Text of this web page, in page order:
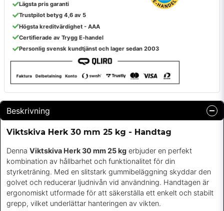
Lägsta pris garanti
Trustpilot betyg 4,6 av 5
Högsta kreditvärdighet - AAA
Certifierade av Trygg E-handel
Personlig svensk kundtjänst och lager sedan 2003
Beskrivning
Viktskiva Herk 30 mm 25 kg - Handtag
Denna Viktskiva Herk 30 mm 25 kg erbjuder en perfekt
kombination av hållbarhet och funktionalitet för din
styrketräning. Med en slitstark gummibeläggning skyddar den
golvet och reducerar ljudnivån vid användning. Handtagen är
ergonomiskt utformade för att säkerställa ett enkelt och stabilt
grepp, vilket underlättar hanteringen av vikten.